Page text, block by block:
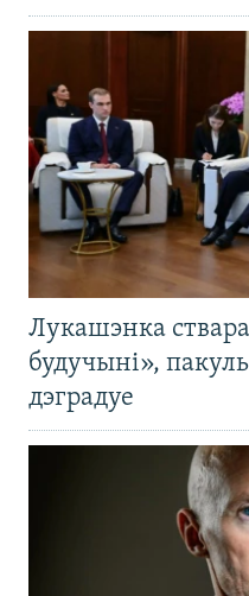
Лукашэнка
будучыні»,
дэградуе